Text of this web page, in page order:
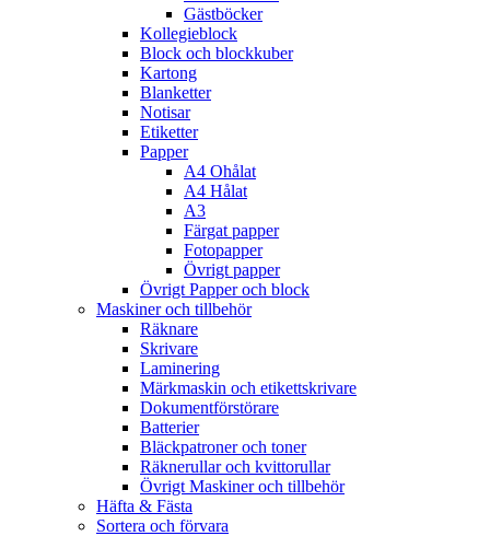
Gästböcker
Kollegieblock
Block och blockkuber
Kartong
Blanketter
Notisar
Etiketter
Papper
A4 Ohålat
A4 Hålat
A3
Färgat papper
Fotopapper
Övrigt papper
Övrigt Papper och block
Maskiner och tillbehör
Räknare
Skrivare
Laminering
Märkmaskin och etikettskrivare
Dokumentförstörare
Batterier
Bläckpatroner och toner
Räknerullar och kvittorullar
Övrigt Maskiner och tillbehör
Häfta & Fästa
Sortera och förvara